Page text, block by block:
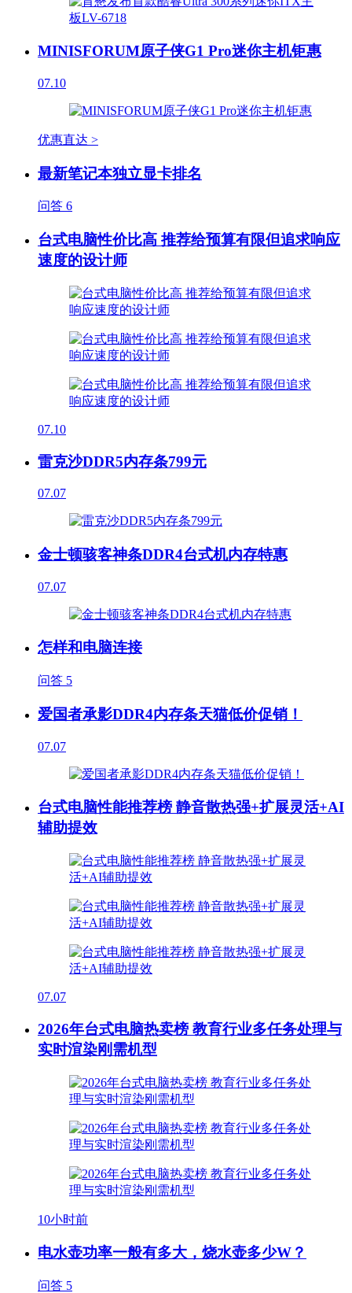
MINISFORUM原子侠G1 Pro迷你主机钜惠
07.10
优惠直达 >
最新笔记本独立显卡排名
问答 6
台式电脑性价比高 推荐给预算有限但追求响应
速度的设计师
07.10
雷克沙DDR5内存条799元
07.07
金士顿骇客神条DDR4台式机内存特惠
07.07
怎样和电脑连接
问答 5
爱国者承影DDR4内存条天猫低价促销！
07.07
台式电脑性能推荐榜 静音散热强+扩展灵活+AI
辅助提效
07.07
2026年台式电脑热卖榜 教育行业多任务处理与
实时渲染刚需机型
10小时前
电水壶功率一般有多大，烧水壶多少W？
问答 5